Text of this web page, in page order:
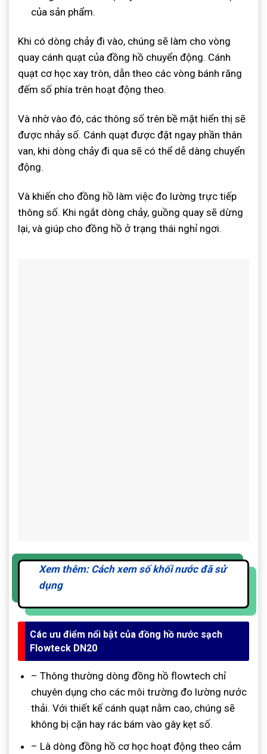
của sản phẩm.
Khi có dòng chảy đi vào, chúng sẽ làm cho vòng
quay cánh quạt của đồng hồ chuyển động. Cánh
quạt cơ học xay tròn, dẫn theo các vòng bánh răng
đếm số phía trên hoạt động theo.
Và nhờ vào đó, các thông số trên bề mặt hiển thị sẽ
được nhảy số. Cánh quạt được đặt ngay phần thân
van, khi dòng chảy đi qua sẽ có thể dễ dàng chuyển
động.
Và khiến cho đồng hồ làm việc đo lường trực tiếp
thông số. Khi ngắt dòng chảy, guồng quay sẽ dừng
lại, và giúp cho đồng hồ ở trạng thái nghỉ ngơi.
Xem thêm: Cách xem số khối nước đã sử
dụng
Các ưu điểm nổi bật của đồng hồ nước sạch
Flowteck DN20
– Thông thường dòng đồng hồ flowtech chỉ
chuyên dụng cho các môi trường đo lường nước
thải. Với thiết kế cánh quạt nằm cao, chúng sẽ
không bị cặn hay rác bám vào gây kẹt số.
– Là dòng đồng hồ cơ học hoạt động theo cảm